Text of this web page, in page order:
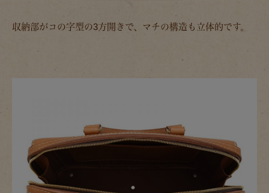
収納部がコの字型の3方開きで、マチの構造も立体的です。